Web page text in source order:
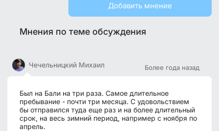
Добавить мнение
Мнения по теме обсуждения
Более года назад
Чечельницкий Михаил
Был на Бали на три раза. Самое длительное
пребывание - почти три месяца. С удовольствием
бы отправился туда еще раз и на более длительный
срок, на весь зимний период, например с ноября по
апрель.